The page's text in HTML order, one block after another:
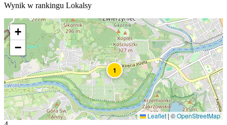
Wynik w rankingu Lokalsy
1
+
−
Leaflet | ©OpenStreetMap